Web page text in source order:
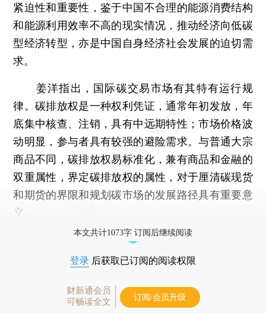
紧迫性和重要性，鉴于中国不合理的能源消费结构
和能源利用效率不高的现实情况，推动经济向低碳
型经济转型，亦是中国自身经济社会发展的迫切需
求。
姜洋指出，国际碳交易市场有其特有运行规
律。碳排放权是一种权利凭证，通常年初发放，年
底集中核查、注销，具有中远期特性；市场价格波
动明显，参与者具有较强的避险需求。与普通大宗
商品不同，碳排放权易标准化，兼有商品和金融的
双重属性，界定碳排放权的属性，对于厘清碳现货
和期货的界限和规划碳市场的发展路径具有重要意
义。
本文共计1073字 订阅后继续阅读
登录 后获取已订阅的阅读权限
财新通会员
可畅读全文
订阅/会员升级